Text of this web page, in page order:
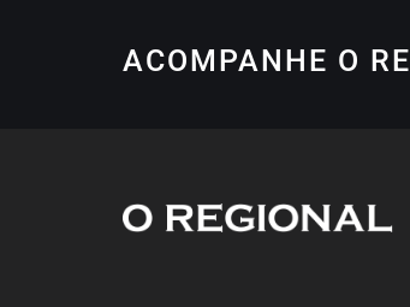
ACOMPANHE O